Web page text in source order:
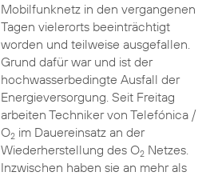
Mobilfunknetz in den vergangenen
Tagen vielerorts beeinträchtigt
worden und teilweise ausgefallen.
Grund dafür war und ist der
hochwasserbedingte Ausfall der
Energieversorgung. Seit Freitag
arbeiten Techniker von Telefónica /
O2im Dauereinsatz an der
Wiederherstellung des O2Netzes.
Inzwischen haben sie an mehr als